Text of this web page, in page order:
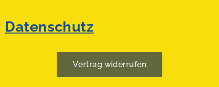
Datenschutz
Vertrag widerrufen